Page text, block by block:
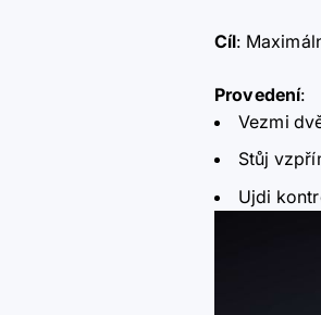
Cíl:
Provedení:
Vezmi
Stůj
Ujdi